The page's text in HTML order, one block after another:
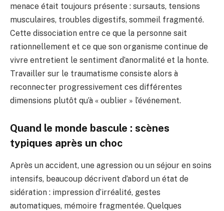
menace était toujours présente : sursauts, tensions
musculaires, troubles digestifs, sommeil fragmenté.
Cette dissociation entre ce que la personne sait
rationnellement et ce que son organisme continue de
vivre entretient le sentiment d’anormalité et la honte.
Travailler sur le traumatisme consiste alors à
reconnecter progressivement ces différentes
dimensions plutôt qu’à « oublier » l’événement.
Quand le monde bascule : scènes
typiques après un choc
Après un accident, une agression ou un séjour en soins
intensifs, beaucoup décrivent d’abord un état de
sidération : impression d’irréalité, gestes
automatiques, mémoire fragmentée. Quelques